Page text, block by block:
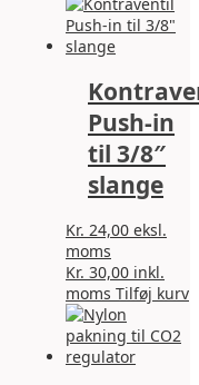
Push-in
til 3/8″
slange
Kr. 24,00 eksl.
moms
Kr. 30,00 inkl.
moms Tilføj kurv